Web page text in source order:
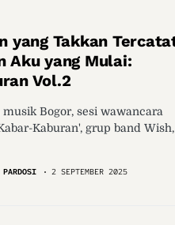
yang Takkan
Aku yang Mulai:
Vol.2
Bogor, sesi wawancara
Kaburan', grup band Wish,
2 SEPTEMBER 2025